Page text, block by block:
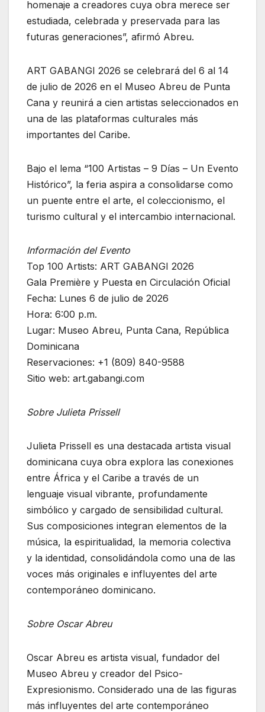
homenaje a creadores cuya obra merece ser
estudiada, celebrada y preservada para las
futuras generaciones”, afirmó Abreu.
ART GABANGI 2026 se celebrará del 6 al 14
de julio de 2026 en el Museo Abreu de Punta
Cana y reunirá a cien artistas seleccionados en
una de las plataformas culturales más
importantes del Caribe.
Bajo el lema “100 Artistas – 9 Días – Un Evento
Histórico”, la feria aspira a consolidarse como
un puente entre el arte, el coleccionismo, el
turismo cultural y el intercambio internacional.
Información del Evento
Top 100 Artists: ART GABANGI 2026
Gala Première y Puesta en Circulación Oficial
Fecha: Lunes 6 de julio de 2026
Hora: 6:00 p.m.
Lugar: Museo Abreu, Punta Cana, República
Dominicana
Reservaciones: +1 (809) 840-9588
Sitio web: art.gabangi.com
Sobre Julieta Prissell
Julieta Prissell es una destacada artista visual
dominicana cuya obra explora las conexiones
entre África y el Caribe a través de un
lenguaje visual vibrante, profundamente
simbólico y cargado de sensibilidad cultural.
Sus composiciones integran elementos de la
música, la espiritualidad, la memoria colectiva
y la identidad, consolidándola como una de las
voces más originales e influyentes del arte
contemporáneo dominicano.
Sobre Oscar Abreu
Oscar Abreu es artista visual, fundador del
Museo Abreu y creador del Psico-
Expresionismo. Considerado una de las figuras
más influyentes del arte contemporáneo